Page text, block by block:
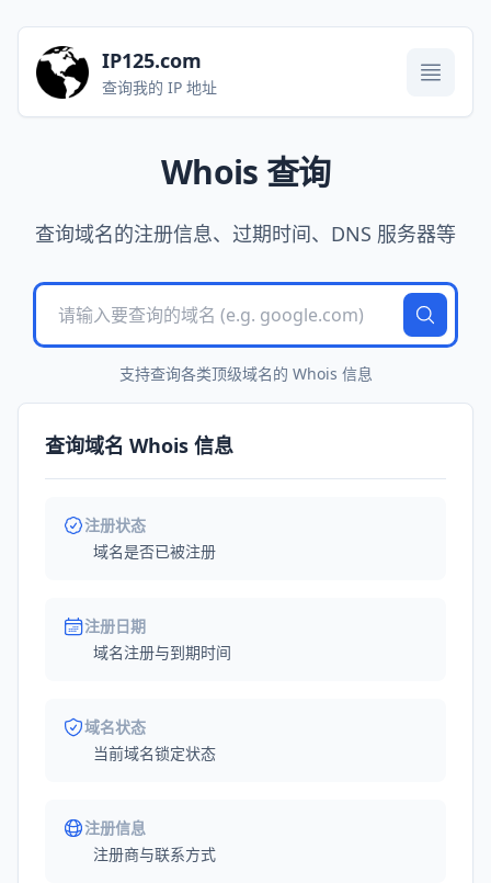
IP125.com
查询我的 IP 地址 打开菜单
Whois 查询
查询域名的注册信息、过期时间、DNS 服务器等
支持查询各类顶级域名的 Whois 信息
查询域名 Whois 信息
注册状态
域名是否已被注册
注册日期
域名注册与到期时间
域名状态
当前域名锁定状态
注册信息
注册商与联系方式